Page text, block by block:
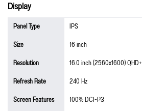
Display
Panel Type
IPS
Size
16 inch
Resolution
16.0 inch (2560x1600) QHD+
Refresh Rate
240 Hz
Screen Features
100% DCI-P3